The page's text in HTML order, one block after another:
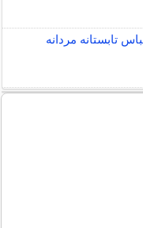
تابستانه مردانه